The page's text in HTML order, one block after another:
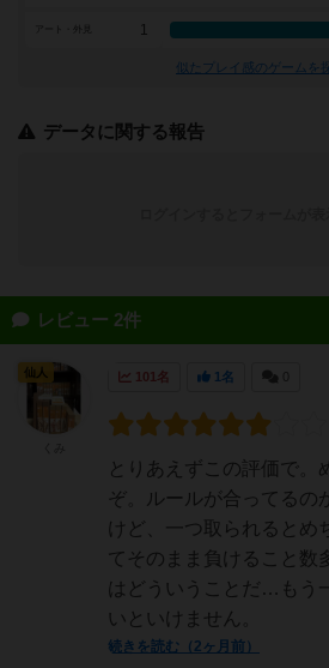
アート・外見 1
似たプレイ感のゲームを
データに関する報告
レビュー 2件
101名 1名
とりあえずこの評価で。
ぞ。ルールが合ってるの
けど、一つ取られるとめ
てそのまま負けること数
はどういうことだ…もう
いといけません。
続きを読む（2ヶ月前）
仙人